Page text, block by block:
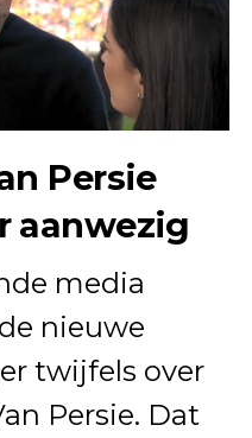
Persie
aanwezig
media
nieuwe
twijfels over
Persie. Dat